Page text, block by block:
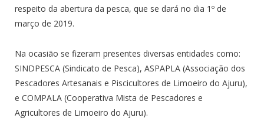
respeito da abertura da pesca, que se dará no dia 1º de
março de 2019.
Na ocasião se fizeram presentes diversas entidades como:
SINDPESCA (Sindicato de Pesca), ASPAPLA (Associação dos
Pescadores Artesanais e Piscicultores de Limoeiro do Ajuru),
e COMPALA (Cooperativa Mista de Pescadores e
Agricultores de Limoeiro do Ajuru).